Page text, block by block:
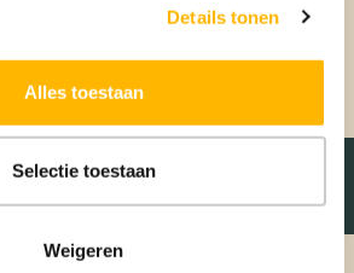
Details tonen
Alles toestaan
Selectie toestaan
Weigeren
aangegeven wanneer deze vervangen